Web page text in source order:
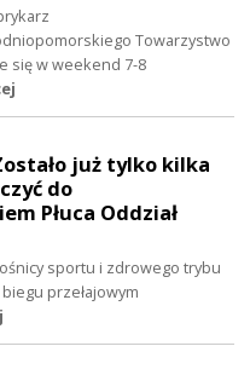
Towarzystwo
się w weekend 7-8
już tylko kilka
do
Płuca Oddział
sportu i zdrowego trybu
przełajowym